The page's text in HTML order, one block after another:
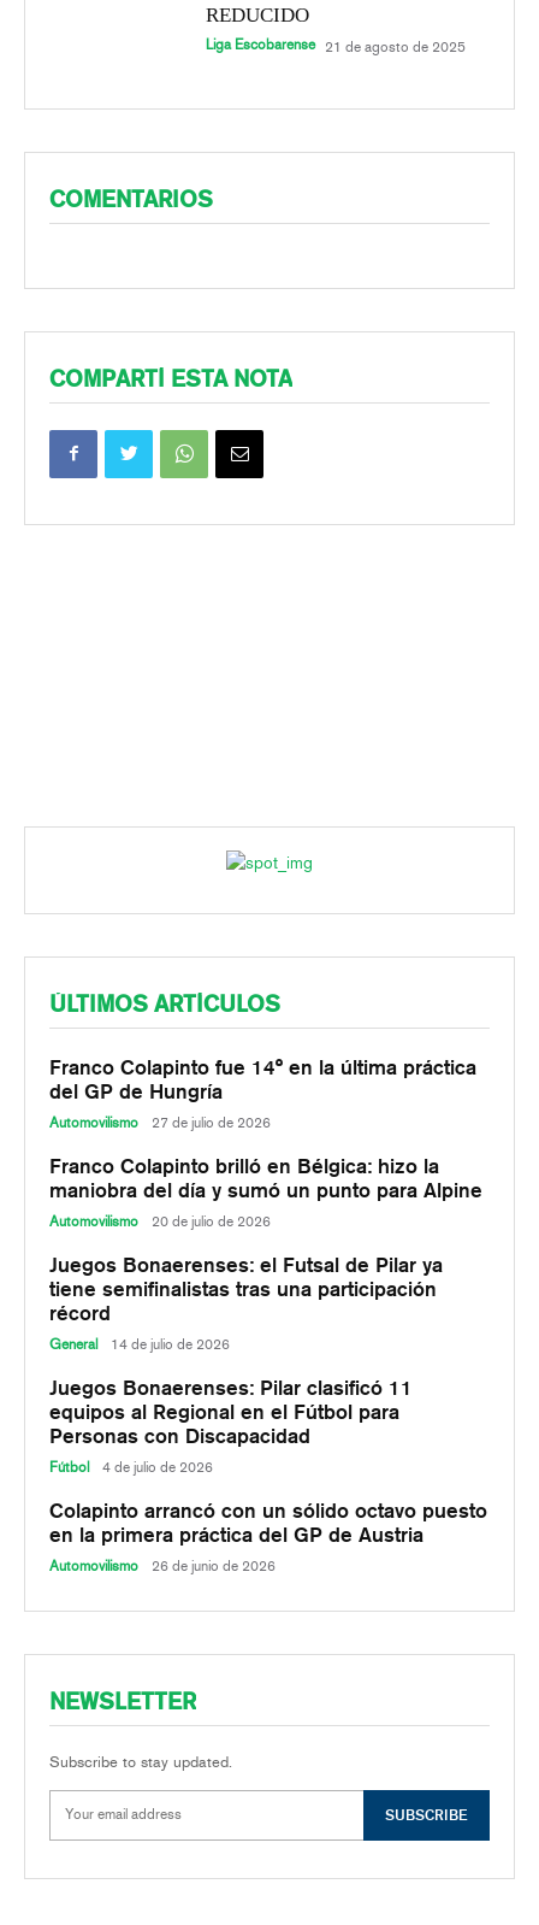
REDUCIDO
Liga Escobarense 21 de agosto de 2025
COMENTARIOS
COMPARTÍ ESTA NOTA
ÚLTIMOS ARTÍCULOS
Franco Colapinto fue 14° en la última práctica
del GP de Hungría
Automovilismo 27 de julio de 2026
Franco Colapinto brilló en Bélgica: hizo la
maniobra del día y sumó un punto para Alpine
Automovilismo 20 de julio de 2026
Juegos Bonaerenses: el Futsal de Pilar ya
tiene semifinalistas tras una participación
récord
General 14 de julio de 2026
Juegos Bonaerenses: Pilar clasificó 11
equipos al Regional en el Fútbol para
Personas con Discapacidad
Fútbol 4 de julio de 2026
Colapinto arrancó con un sólido octavo puesto
en la primera práctica del GP de Austria
Automovilismo 26 de junio de 2026
NEWSLETTER
Subscribe to stay updated.
SUBSCRIBE